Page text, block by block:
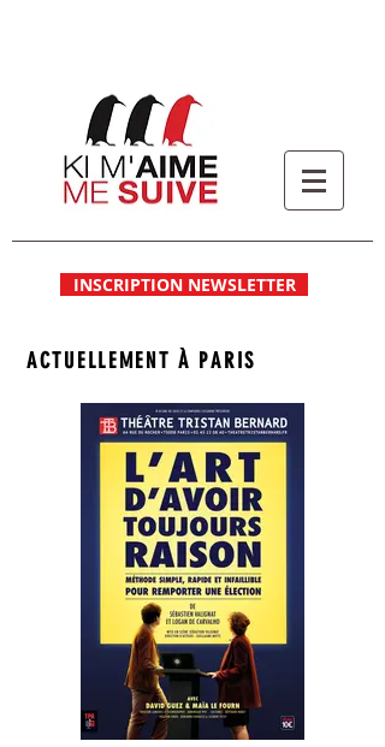
INSCRIPTION NEWSLETTER
ACTUELLEMENT À PARIS